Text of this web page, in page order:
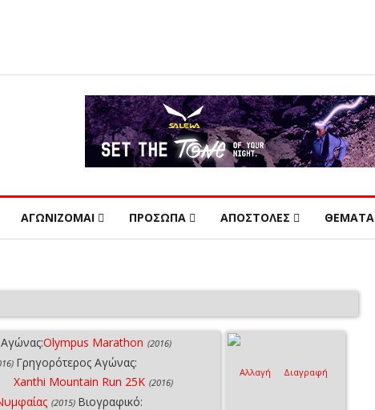
ΑΓΩΝΙΖΟΜΑΙ ΠΡΟΣΩΠΑ ΑΠΟΣΤΟΛΕΣ ΘΕΜΑΤΑ
Olympus Marathon (2016)
Γρηγορότερος Αγώνας:
Xanthi Mountain Run 25K (2016)
(2015) Βιογραφικό:
Αλλαγή Διαγραφή